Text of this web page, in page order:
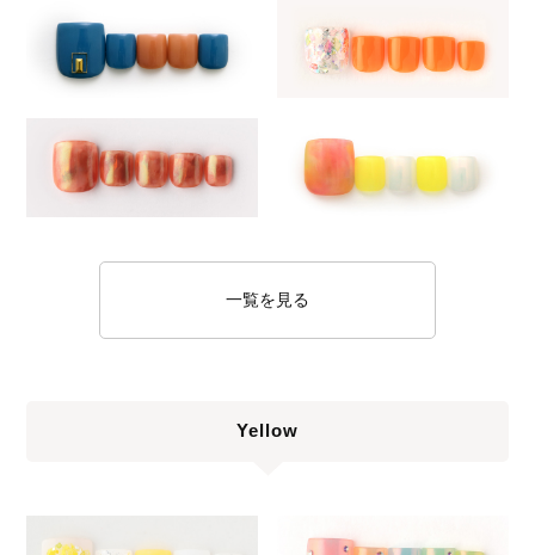
一覧を見る
Yellow